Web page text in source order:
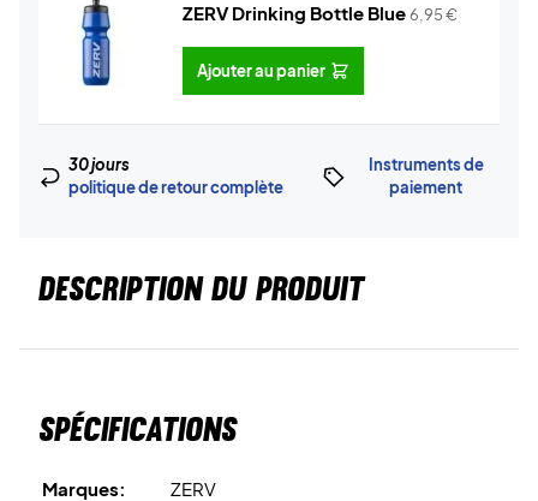
ZERV Drinking Bottle Blue6,95€
Ajouter au panier
30 jours
politique de retour complète
Instruments de
paiement
DESCRIPTION DU PRODUIT
Spécifications
Marques: ZERV